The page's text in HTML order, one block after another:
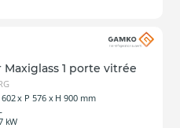
1 porte vitrée
x P 576 x H 900 mm
kW